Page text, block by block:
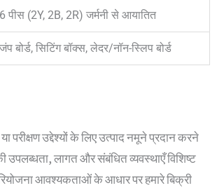
6 पीस (2Y, 2B, 2R) जर्मनी से आयातित
जंप बोर्ड, सिटिंग बॉक्स, लेदर/नॉन-स्लिप बोर्ड
परीक्षण उद्देश्यों के लिए उत्पाद नमूने प्रदान करने
उपलब्धता, लागत और संबंधित व्यवस्थाएँ विशिष्ट
आवश्यकताओं के आधार पर हमारे बिक्री